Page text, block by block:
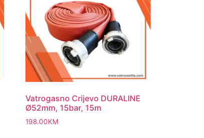
Vatrogasno Crijevo DURALINE
Ø52mm, 15bar, 15m
198.00KM